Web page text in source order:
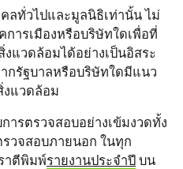
ลทั่วไปและมูลนิธิเท่านั้น ไม่
การเมืองหรือบริษัทใดเพื่อที่
แวดล้อมได้อย่างเป็นอิสระ
กรัฐบาลหรือบริษัทใดมีแนว
แวดล้อม
ารตรวจสอบอย่างเข้มงวดทั้ง
วจสอบภายนอก ในทุก
าตีพิมพ์รายงานประจำปี บน